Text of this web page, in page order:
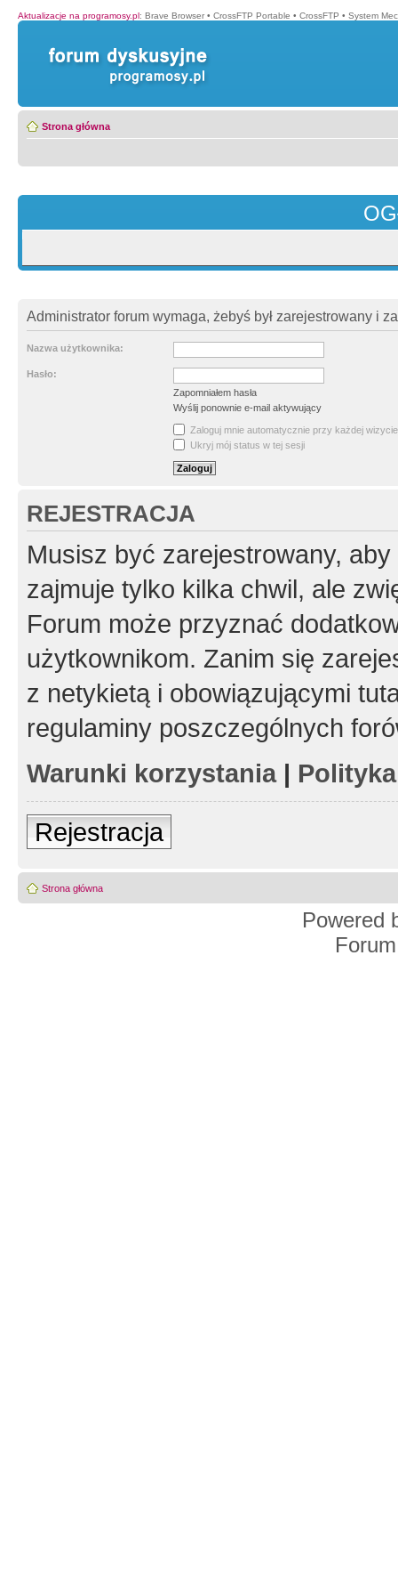
Aktualizacje na programosy.pl: Brave Browser • CrossFTP Portable • CrossFTP • System
Strona główna
Administrator forum wymaga, żebyś był zarejestrowany i
Nazwa użytkownika:
Hasło:
Zapomniałem hasła
Wyślij ponownie e-mail aktywujący
Zaloguj mnie automatycznie przy każdej wizycie
Ukryj mój status w tej sesji
REJESTRACJA
Musisz być zarejestrowany,
zajmuje tylko kilka chwil, ale
Forum może przyznać
użytkownikom. Zanim się
z netykietą i obowiązującymi
regulaminy poszczególnych
Warunki korzystania|
Rejestracja
Strona główna
Powered